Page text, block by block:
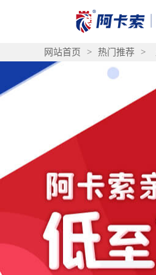
网站首页 > 热门推荐 >